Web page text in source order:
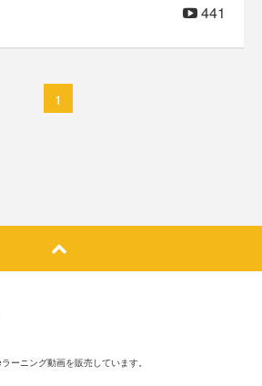
441
1
ーニング動画を販売しています。